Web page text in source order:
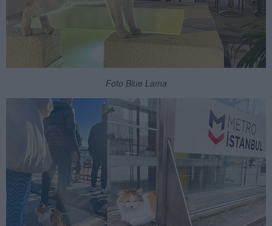
Foto Blue Lama